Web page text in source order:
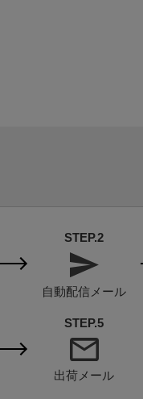
STEP.2
自動配信メール
STEP.5
出荷メール